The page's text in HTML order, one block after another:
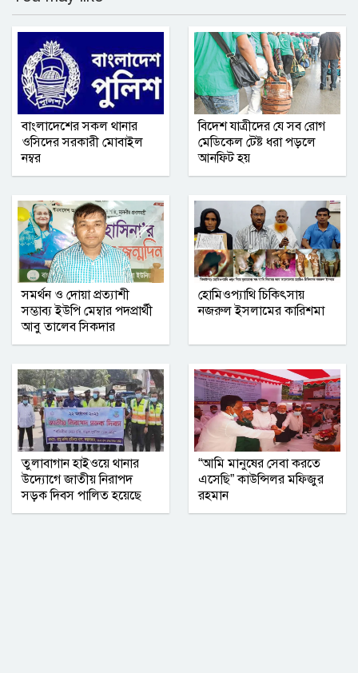
কমলনগরে ‘বিশ্ব মাতৃদুগ্ধ সপ্তাহ ২০২৬’
উদযাপিত
গণমাধ্যমে সংবাদ প্রকাশের সিলেট টিটিসির
প্রতারক ড্রাইভার বিল্লাল আটক
বৃহত্তর নোয়াখালী অঞ্চলে আনুষ্ঠানিক যাত্রা
শুরু করল আশা সিমেন্ট
সম্মিলিত সাংবাদিক পরিষদ (এসএসপি) ঢাকা
মহানগর কমিটির অভিষেক অনুষ্ঠিত
নোয়াখালী সরকারি কলেজ ছাত্রদলের তিন
গাজীপুর জেলা রেজিস্ট্রার অফিসে বৃক্ষরোপণ
সপ্তাহ পালিত ‎
বাংলাদেশের সকল থানার
ওসিদের সরকারী মোবাইল
নম্বর
বিদেশ যাত্রীদের যে সব রোগ
মেডিকেল টেষ্ট ধরা পড়লে
আনফিট হয়
সমর্থন ও দোয়া প্রত্যাশী
সম্ভাব্য ইউপি মেম্বার পদপ্রার্থী
আবু তালেব সিকদার
হোমিওপ্যাথি চিকিৎসায়
নজরুল ইসলামের কারিশমা
তুলাবাগান হাইওয়ে থানার
উদ্যোগে জাতীয় নিরাপদ
সড়ক দিবস পালিত হয়েছে
“আমি মানুষের সেবা করতে
এসেছি” কাউন্সিলর মফিজুর
রহমান